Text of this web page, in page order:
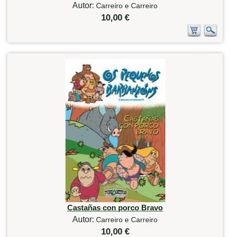
Autor: Carreiro e Carreiro
10,00 €
Castañas con porco Bravo
Autor: Carreiro e Carreiro
10,00 €